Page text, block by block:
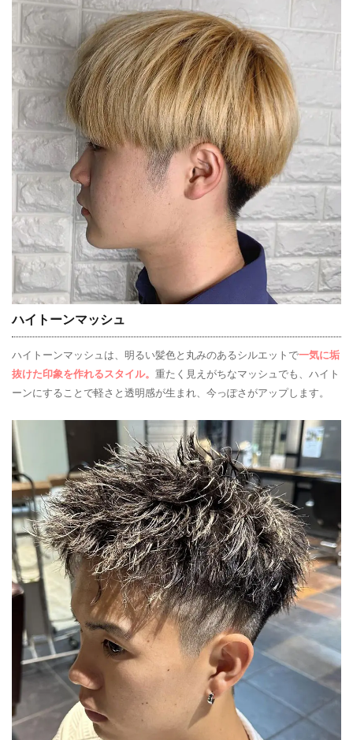
ハイトーンマッシュ
ハイトーンマッシュは、明るい髪色と丸みのあるシルエットで一気に垢
抜けた印象を作れるスタイル。 重たく見えがちなマッシュでも、ハイト
ーンにすることで軽さと透明感が生まれ、今っぽさがアップします。